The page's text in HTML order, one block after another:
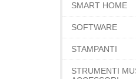
SMART HOME
SOFTWARE
STAMPANTI
STRUMENTI